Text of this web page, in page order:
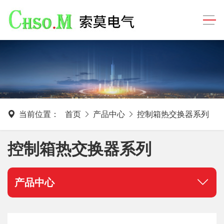
当前位置： 首页 产品中心 控制箱热交换器系列
控制箱热交换器系列
产品中心